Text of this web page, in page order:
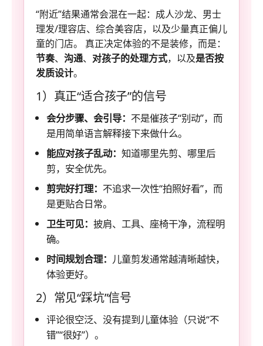
“附近”结果通常会混在一起：成人沙龙、男士
理发/理容店、综合美容店，以及少量真正偏儿
童的门店。 真正决定体验的不是装修，而是：
节奏、 沟通、 对孩子的处理方式，以及是否按
发质设计。
1）真正“适合孩子”的信号
会分步骤、会引导： 不是催孩子“别动”，而
是用简单语言解释接下来做什么。
能应对孩子乱动： 知道哪里先剪、哪里后
剪，安全优先。
剪完好打理： 不追求一次性“拍照好看”，而
是更贴合日常。
卫生可见： 披肩、工具、座椅干净，流程明
确。
时间规划合理： 儿童剪发通常越清晰越快，
体验更好。
2）常见“踩坑”信号
评论很空泛、没有提到儿童体验（只说“不
错”“很好”）。